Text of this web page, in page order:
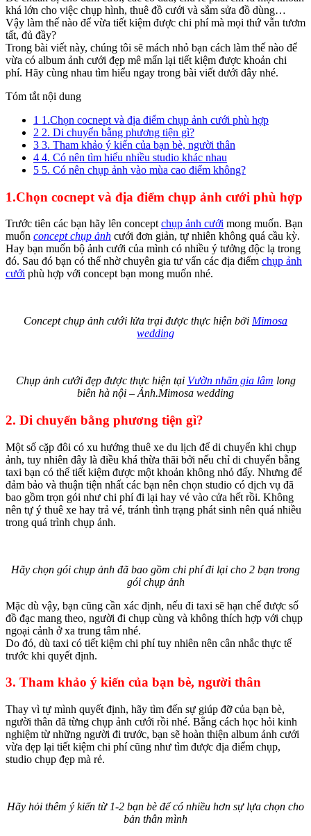
khá lớn cho việc chụp hình, thuê đồ cưới và sắm sửa đồ dùng…
Vậy làm thế nào để vừa tiết kiệm được chi phí mà mọi thứ vẫn tươm
tất, đủ đầy?
Trong bài viết này, chúng tôi sẽ mách nhỏ bạn cách làm thế nào để
vừa có album ảnh cưới đẹp mê mẩn lại tiết kiệm được khoản chi
phí. Hãy cùng nhau tìm hiểu ngay trong bài viết dưới đây nhé.
Tóm tắt nội dung
1 1.Chọn cocnept và địa điểm chụp ảnh cưới phù hợp
2 2. Di chuyển bằng phương tiện gì?
3 3. Tham khảo ý kiến của bạn bè, người thân
4 4. Có nên tìm hiểu nhiều studio khác nhau
5 5. Có nên chụp ảnh vào mùa cao điểm không?
1.Chọn cocnept và địa điểm chụp ảnh cưới phù hợp
Trước tiên các bạn hãy lên concept chụp ảnh cưới mong muốn. Bạn
muốn concept chụp ảnh cưới đơn giản, tự nhiên không quá cầu kỳ.
Hay bạn muốn bộ ảnh cưới của mình có nhiều ý tưởng độc lạ trong
đó. Sau đó bạn có thể nhờ chuyên gia tư vấn các địa điểm chụp ảnh
cưới phù hợp với concept bạn mong muốn nhé.
Concept chụp ảnh cưới lửa trại được thực hiện bởi Mimosa
wedding
Chụp ảnh cưới đẹp được thực hiện tại Vườn nhãn gia lâm long
biên hà nội – Ảnh.Mimosa wedding
2. Di chuyển bằng phương tiện gì?
Một số cặp đôi có xu hướng thuê xe du lịch để di chuyển khi chụp
ảnh, tuy nhiên đây là điều khá thừa thãi bởi nếu chỉ di chuyển bằng
taxi bạn có thể tiết kiệm được một khoản không nhỏ đấy. Nhưng để
đảm bảo và thuận tiện nhất các bạn nên chọn studio có dịch vụ đã
bao gồm trọn gói như chi phí đi lại hay vé vào cửa hết rồi. Không
nên tự ý thuê xe hay trả vé, tránh tình trạng phát sinh nên quá nhiều
trong quá trình chụp ảnh.
Hãy chọn gói chụp ảnh đã bao gồm chi phí đi lại cho 2 bạn trong
gói chụp ảnh
Mặc dù vậy, bạn cũng cần xác định, nếu đi taxi sẽ hạn chế được số
đồ đạc mang theo, người đi chụp cùng và không thích hợp với chụp
ngoại cảnh ở xa trung tâm nhé.
Do đó, dù taxi có tiết kiệm chi phí tuy nhiên nên cân nhắc thực tế
trước khi quyết định.
3. Tham khảo ý kiến của bạn bè, người thân
Thay vì tự mình quyết định, hãy tìm đến sự giúp đỡ của bạn bè,
người thân đã từng chụp ảnh cưới rồi nhé. Bằng cách học hỏi kinh
nghiệm từ những người đi trước, bạn sẽ hoàn thiện album ảnh cưới
vừa đẹp lại tiết kiệm chi phí cũng như tìm được địa điểm chụp,
studio chụp đẹp mà rẻ.
Hãy hỏi thêm ý kiến từ 1-2 bạn bè để có nhiều hơn sự lựa chọn cho
bản thân mình